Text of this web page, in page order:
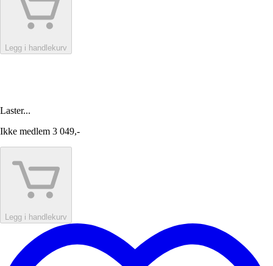
Legg i handlekurv
Laster...
Ikke medlem 3 049,-
Legg i handlekurv